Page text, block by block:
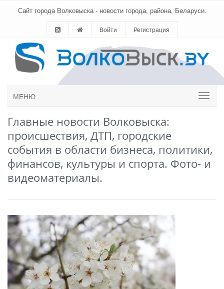
Сайт города Волковыска - новости города, района, Беларуси.
Войти Регистрация
МЕНЮ
Главные новости Волковыска:
происшествия, ДТП, городские
события в области бизнеса, политики,
финансов, культуры и спорта. Фото- и
видеоматериалы.